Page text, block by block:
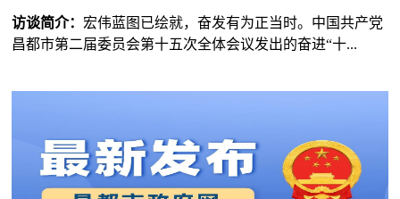
访谈简介： 宏伟蓝图已绘就，奋发有为正当时。中国共产党
昌都市第二届委员会第十五次全体会议发出的奋进“十...